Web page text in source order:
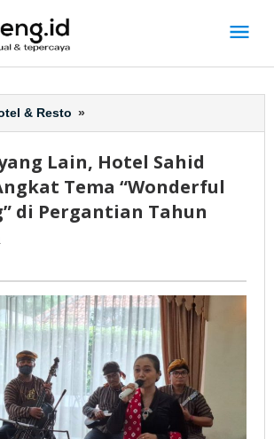
& Resto »
dari
Lain,
Hotel
Sahid
Tema
“Wonderful
Keroncong”
di
Pergantian
Tahun
Lain, Hotel Sahid
Tema “Wonderful
di Pergantian Tahun